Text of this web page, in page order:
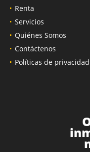
Renta
Servicios
Quiénes Somos
Contáctenos
Políticas de privacidad